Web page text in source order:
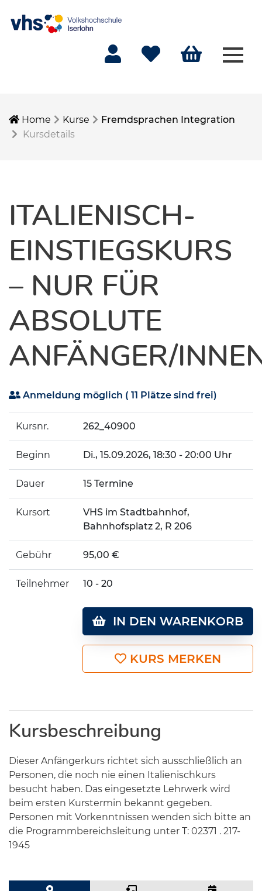
Home Kurse
Fremdsprachen Integration
Kursdetails
ITALIENISCH-
EINSTIEGSKURS
– NUR FÜR
ABSOLUTE
ANFÄNGER/
Anmeldung möglich ( 11 Plätze sind frei)
Kursnr. 262_40900
Beginn Di., 15.09.2026, 18:30 - 20:00 Uhr
Dauer 15 Termine
Kursort
VHS im Stadtbahnhof,
Bahnhofsplatz 2, R 206
Gebühr 95,00 €
Teilnehmer 10 - 20
IN DEN WARENKORB
KURS MERKEN
Kursbeschreibung
Dieser Anfängerkurs richtet sich ausschließlich an
Personen, die noch nie einen Italienischkurs
besucht haben. Das eingesetzte Lehrwerk wird
beim ersten Kurstermin bekannt gegeben.
Personen mit Vorkenntnissen wenden sich bitte an
die Programmbereichsleitung unter T: 02371 . 217-
1945